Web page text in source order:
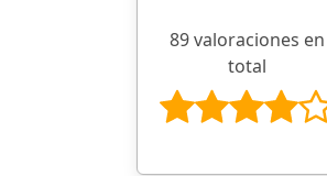
89 valoraciones en
total